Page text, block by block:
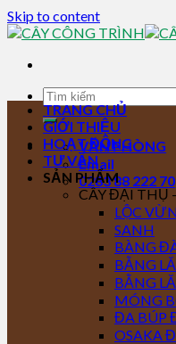
Skip to content
VĂN PHÒNG
Email
0283 88 222 70
TRANG CHỦ
GIỚI THIỆU
HOẠT ĐỘNG
TƯ VẤN
SẢN PHẨM
CÂY ĐẠI THỤ
LỘC
SANH
BÀNG
BẰNG
BẰNG
MÓNG
ĐA BÚP
OSAKA